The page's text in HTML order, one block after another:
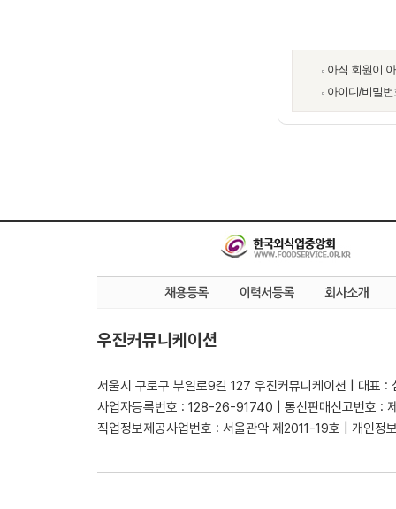
아직 회원이
아이디/비밀
우진커뮤니케이션
서울시 구로구 부일로9길 127 우진커뮤니케이션 | 대표 :
사업자등록번호 : 128-26-91740 | 통신판매신고번호 :
직업정보제공사업번호 : 서울관악 제2011-19호 | 개인정